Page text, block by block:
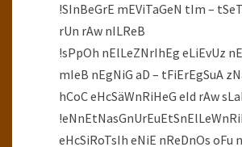
!SInBeGrE mEViTaGeN tIm –
rUn rAw nILReB
!sPpOh nElLeZNrIhEg eLiEvUz
mIeB nEgNiG aD – tFiErEgSuA
hCoC eHcSäWnRiHeG eId rAw
eHcSiRoTsIh eNiE nReDnOs oFu